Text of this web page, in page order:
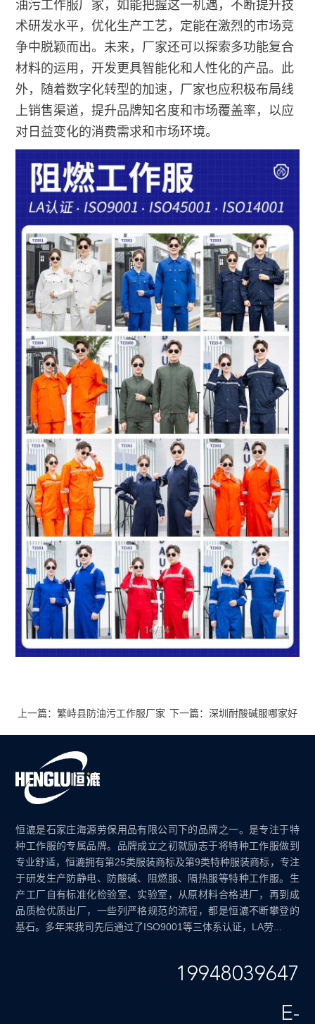
油污工作服厂家，如能把握这一机遇，不断提升技
术研发水平，优化生产工艺，定能在激烈的市场竞
争中脱颖而出。未来，厂家还可以探索多功能复合
材料的运用，开发更具智能化和人性化的产品。此
外，随着数字化转型的加速，厂家也应积极布局线
上销售渠道，提升品牌知名度和市场覆盖率，以应
对日益变化的消费需求和市场环境。
上一篇：繁峙县防油污工作服厂家 下一篇：深圳耐酸碱服哪家好
恒漉是石家庄海源劳保用品有限公司下的品牌之一。是专注于特
种工作服的专属品牌。品牌成立之初就励志于将特种工作服做到
专业舒适，恒漉拥有第25类服装商标及第9类特种服装商标，专注
于研发生产防静电、防酸碱、阻燃服、隔热服等特种工作服。生
产工厂自有标准化检验室、实验室，从原材料合格进厂，再到成
品质检优质出厂，一些列严格规范的流程，都是恒漉不断攀登的
基石。多年来我司先后通过了ISO9001等三体系认证，LA劳...
19948039647
E-